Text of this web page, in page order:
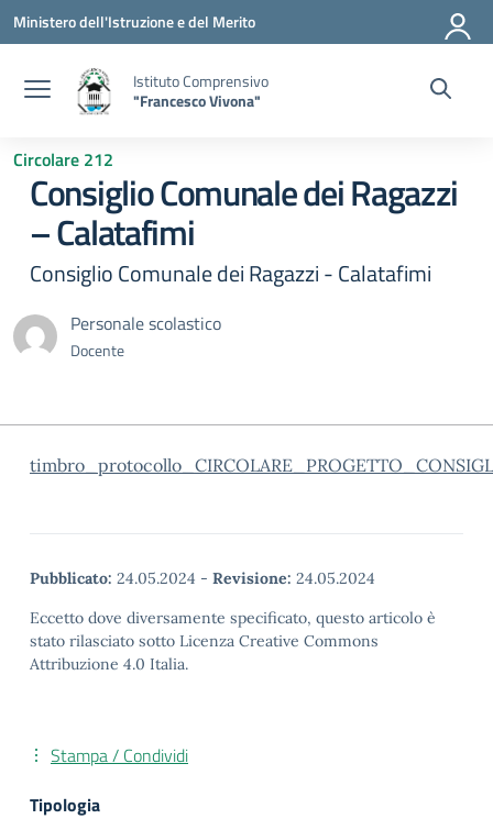
Vai ai contenuti
Vai al menu di navigazione
Vai al footer
Ministero dell'Istruzione e del Merito
Istituto Comprensivo
"Francesco Vivona"
Circolare 212
Consiglio Comunale dei Ragazzi
– Calatafimi
Consiglio Comunale dei Ragazzi - Calatafimi
Personale scolastico
Docente
Pubblicato: 24.05.2024 - Revisione: 24.05.2024
Eccetto dove diversamente specificato, questo articolo è
stato rilasciato sotto Licenza Creative Commons
Attribuzione 4.0 Italia.
Stampa / Condividi
Tipologia